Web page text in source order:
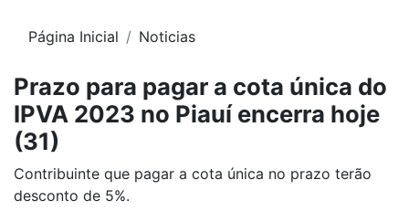
Página Inicial Noticias
Prazo para pagar a cota única do
IPVA 2023 no Piauí encerra hoje
(31)
Contribuinte que pagar a cota única no prazo terão
desconto de 5%.